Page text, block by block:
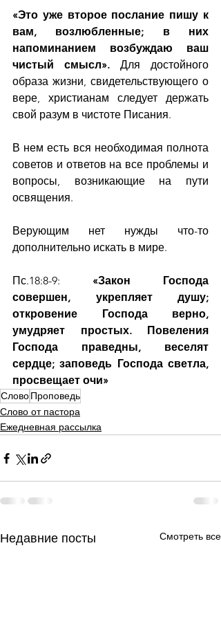
«Это уже второе послание пишу к
вам, возлюбленные; в них
напоминанием возбуждаю ваш
чистый смысл». Для достойного
образа жизни, свидетельствующего о
вере, христианам следует держать
свой разум в чистоте Писания.
В нем есть вся необходимая полнота
советов и ответов на все проблемы и
вопросы, возникающие на пути
освящения.
Верующим нет нужды что-то
дополнительно искать в мире.
Пс.18:8-9: «Закон Господа
совершен, укрепляет душу;
откровение Господа верно,
умудряет простых. Повеления
Господа праведны, веселят
сердце; заповедь Господа светла,
просвещает очи»
СловоПроповедь
Слово от пастора
Ежедневная рассылка
Недавние посты Смотреть все